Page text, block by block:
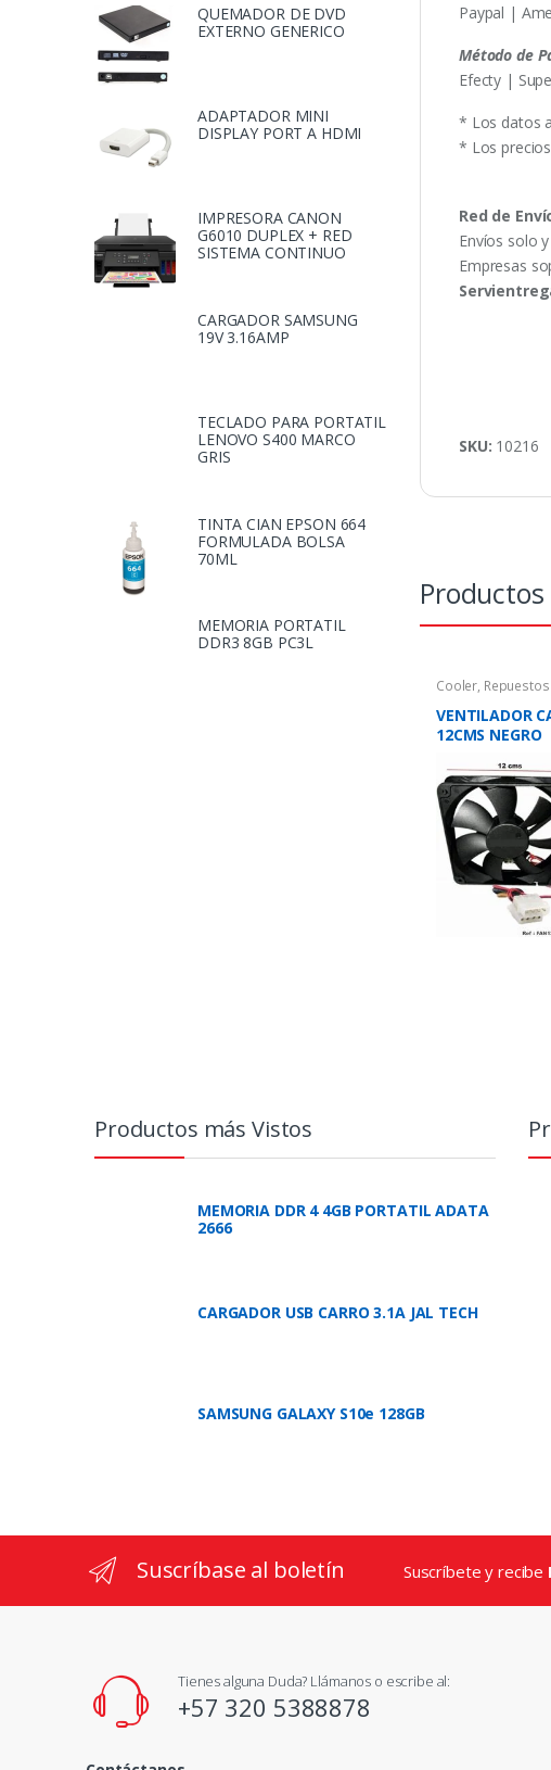
Paypal |
Método de
Efecty |
* Los datos
* Los
Red de
Envíos solo
Empresas
SKU: 10216
Cooler, Repuestos
VENTILADOR
12CMS NEGRO
QUEMADOR DE DVD
EXTERNO GENERICO
ADAPTADOR MINI
DISPLAY PORT A HDMI
IMPRESORA CANON
G6010 DUPLEX + RED
SISTEMA CONTINUO
CARGADOR SAMSUNG
19V 3.16AMP
TECLADO PARA PORTATIL
LENOVO S400 MARCO
GRIS
TINTA CIAN EPSON 664
FORMULADA BOLSA
70ML
MEMORIA PORTATIL
DDR3 8GB PC3L
Productos más Vistos
MEMORIA DDR 4 4GB PORTATIL ADATA
2666
CARGADOR USB CARRO 3.1A JAL TECH
SAMSUNG GALAXY S10e 128GB
Suscríbase al boletín Suscríbete y recibe
Tienes alguna Duda? Llámanos o escribe al:
+57 320 5388878